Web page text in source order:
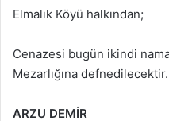
Elmalık Köyü halkından;
Cenazesi bugün ikindi
Mezarlığına defnedilecektir.
ARZU DEMİR